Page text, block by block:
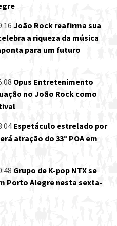
João Rock reafirma sua
a riqueza da música
para um futuro
Opus Entretenimento
no João Rock como
Espetáculo estrelado por
atração do 33º POA em
Grupo de K-pop NTX se
Porto Alegre nesta sexta-